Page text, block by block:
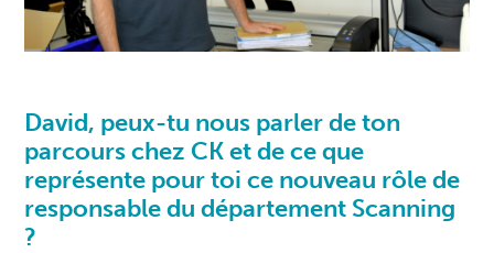
David, peux-tu nous parler de ton
parcours chez CK et de ce que
représente pour toi ce nouveau rôle de
responsable du département Scanning
?